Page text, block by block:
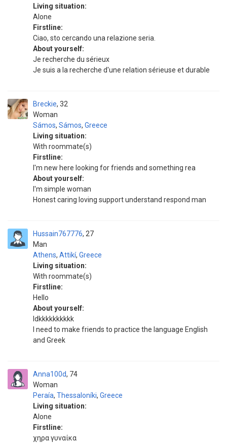
Living situation:
Alone
Firstline:
Ciao, sto cercando una relazione seria.
About yourself:
Je recherche du sérieux
Je suis a la recherche d'une relation sérieuse et durable
Breckie
Woman
32
Sámos, Sámos, Greece
Living situation:
With roommate(s)
Firstline:
I'm new here looking for friends and something rea
About yourself:
I'm simple woman
Honest caring loving support understand respond man
Hussain767776
Man
27
Athens, Attikí, Greece
Living situation:
With roommate(s)
Firstline:
Hello
About yourself:
Idkkkkkkkkkk
I need to make friends to practice the language English
and Greek
Anna100d
Woman
74
Peraía, Thessaloníki, Greece
Living situation:
Alone
Firstline:
χηρα γυναίκα